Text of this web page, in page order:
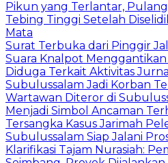
Pikun yang Terlantar,
Tebing Tinggi Setelah
Mata
Surat Terbuka dari Pinggir
Suara Knalpot Menggantikan
Diduga Terkait Aktivitas
Subulussalam Jadi Korban
Wartawan Diteror di
Menjadi Simbol Ancaman
Tersangka Kasus Jarimah
Subulussalam Siap Jalani
Klarifikasi Tajam Nurasiah: